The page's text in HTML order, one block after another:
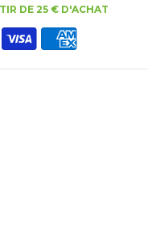
DE 25 € D'ACHAT